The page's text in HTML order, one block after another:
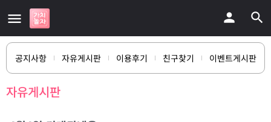
공지사항 자유게시판 이용후기 친구찾기 이벤트게시판
자유게시판